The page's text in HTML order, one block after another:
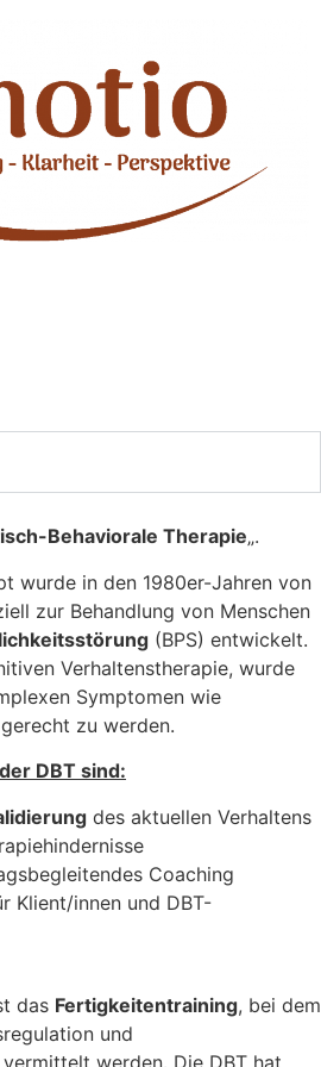
Behaviorale Therapie„.
wurde in den 1980er-Jahren von
zur Behandlung von Menschen
(BPS) entwickelt.
Verhaltenstherapie, wurde
Symptomen wie
zu werden.
DBT sind:
des aktuellen Verhaltens
Coaching
Klient/innen und DBT-
das Fertigkeitentraining, bei dem
und
werden. Die DBT hat